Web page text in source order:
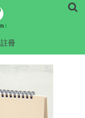
註冊